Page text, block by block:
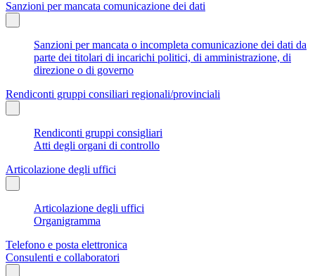
Sanzioni per mancata comunicazione dei dati
Sanzioni per mancata o incompleta comunicazione dei dati da
parte dei titolari di incarichi politici, di amministrazione, di
direzione o di governo
Rendiconti gruppi consiliari regionali/provinciali
Rendiconti gruppi consigliari
Atti degli organi di controllo
Articolazione degli uffici
Articolazione degli uffici
Organigramma
Telefono e posta elettronica
Consulenti e collaboratori